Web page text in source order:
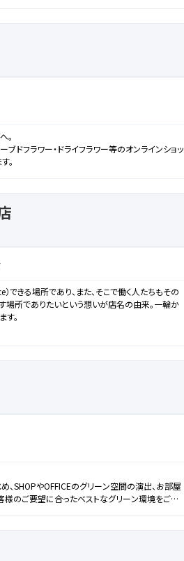
。
ドフラワー・ドライフラワー等のオンラインショッ
。
できる場所であり、また、そこで働く人たちもその
場所でありたいという想いが店名の由来。一輪か
す。
、SHOPやOFFICEのグリーン空間の演出、お部屋
様のご要望に合ったベストなグリーン環境をご提